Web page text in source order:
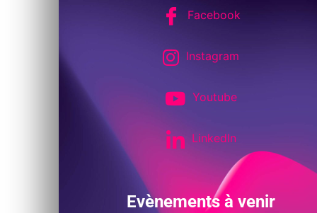
Facebook
Instagram
Youtube
LinkedIn
Evènements à venir